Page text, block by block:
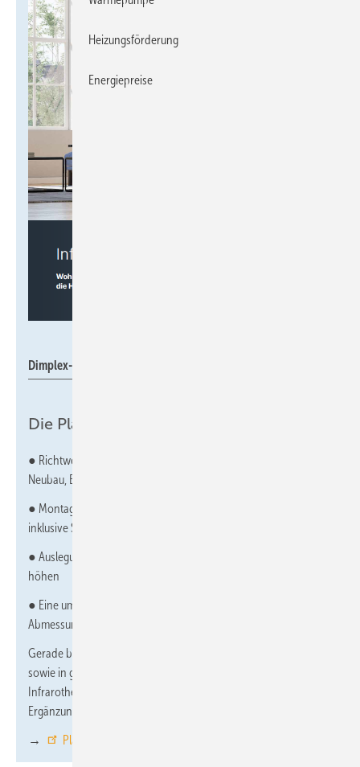
Dimplex-Planungshilfe für Infrarotheizungen.
Die Planungshilfe enthält:
● Richtwerte zur überschlägigen Heizlastberechnung für
Neubau, Bestand und Sanierung
● Montageempfehlungen für Wand- und Deckeninstallation
inklusive Sicherheitsabständen
● Auslegungsbeispiele für verschiedene Raumgrößen und -
höhen
● Eine umfassende Produktübersicht mit Leistungsdaten,
Abmessungen und Einsatzbereichen
Gerade bei Sanierungen mit begrenztem Raum oder Budget
sowie in gut gedämmten Neubauten bis 120 m
Infrarotheizungen eine echte Alternative – oder eine ideale
Ergänzung zur Wärmepumpe.
→ Planungshilfe zum Download
Heizungsförderung
Energiepreise